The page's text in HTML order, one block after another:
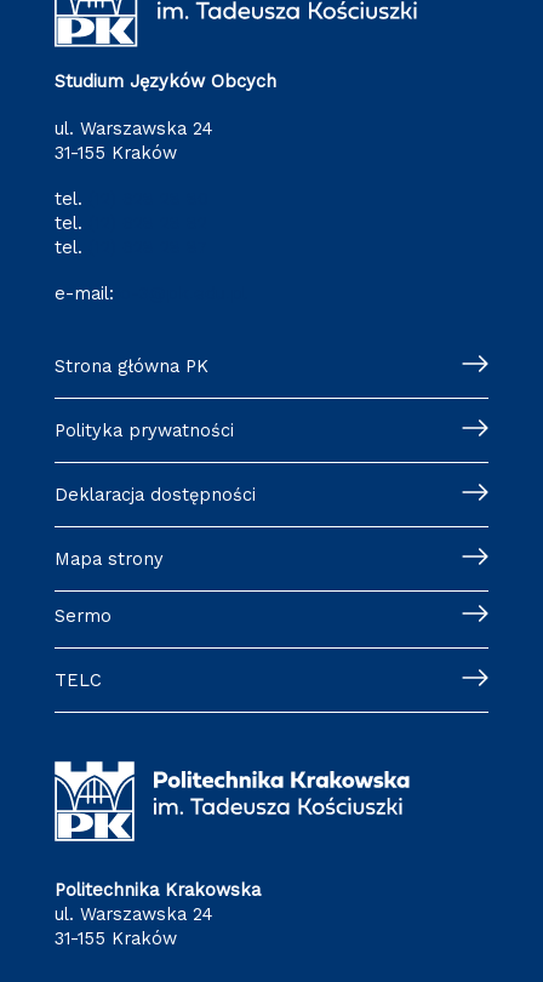
Studium Języków Obcych
ul. Warszawska 24
31-155 Kraków
tel.
tel.
tel.
e-mail:
Strona główna PK
Polityka prywatności
Deklaracja dostępności
Mapa strony
Sermo
TELC
Politechnika Krakowska
ul. Warszawska 24
31-155 Kraków